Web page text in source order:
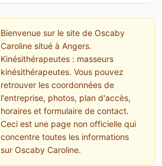
Bienvenue sur le site de Oscaby
Caroline situé à Angers.
Kinésithérapeutes : masseurs
kinésithérapeutes. Vous pouvez
retrouver les coordonnées de
l'entreprise, photos, plan d'accès,
horaires et formulaire de contact.
Ceci est une page non officielle qui
concentre toutes les informations
sur Oscaby Caroline.